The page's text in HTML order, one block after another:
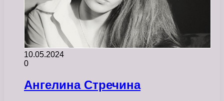
10.05.2024
0
Ангелина Стречина